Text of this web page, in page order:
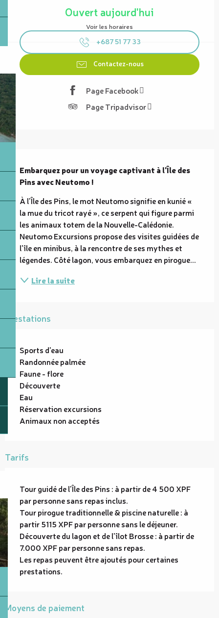
Ouvert aujourd'hui
Voir les horaires
+687 51 77 33
Contactez-nous
Page Facebook
Page Tripadvisor
Embarquez pour un voyage captivant à l'Île des
Pins avec Neutomo !
À l'Île des Pins, le mot Neutomo signifie en kunié «
la mue du tricot rayé », ce serpent qui figure parmi
les animaux totem de la Nouvelle-Calédonie.
Neutomo Excursions propose des visites guidées de
l'île en minibus, à la rencontre de ses mythes et
légendes. Côté lagon, vous embarquez en pirogue...
Lire la suite
Prestations
Sports d'eau
Randonnée palmée
Faune - flore
Découverte
Eau
Réservation excursions
Animaux non acceptés
Tarifs
Tour guidé de l'Île des Pins : à partir de 4 500 XPF
par personne sans repas inclus.
Tour pirogue traditionnelle & piscine naturelle : à
partir 5115 XPF par personne sans le déjeuner.
Découverte du lagon et de l'îlot Brosse : à partir de
7.000 XPF par personne sans repas.
Les repas peuvent être ajoutés pour certaines
prestations.
Moyens de paiement